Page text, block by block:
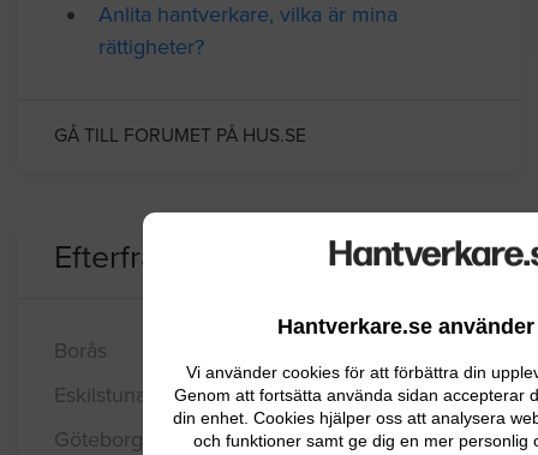
Hantverkare.se
Vi använder cookies för att förbättra din
Genom att fortsätta använda sidan accepterar
din enhet. Cookies hjälper oss att analysera
och funktioner samt ge dig en mer personlig
Anlita hantverkare, vilka är mina
rättigheter?
GÅ TILL FORUMET PÅ HUS.SE
Efterfråga offert i
Borås
Eskilstuna
Göteborg